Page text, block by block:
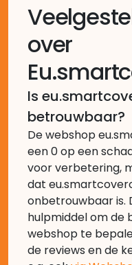
over
Is
betrouwbaar?
De webshop
een 0 op een
voor verbetering,
dat
onbetrouwbaar is.
hulpmiddel om de
webshop te
de reviews en de